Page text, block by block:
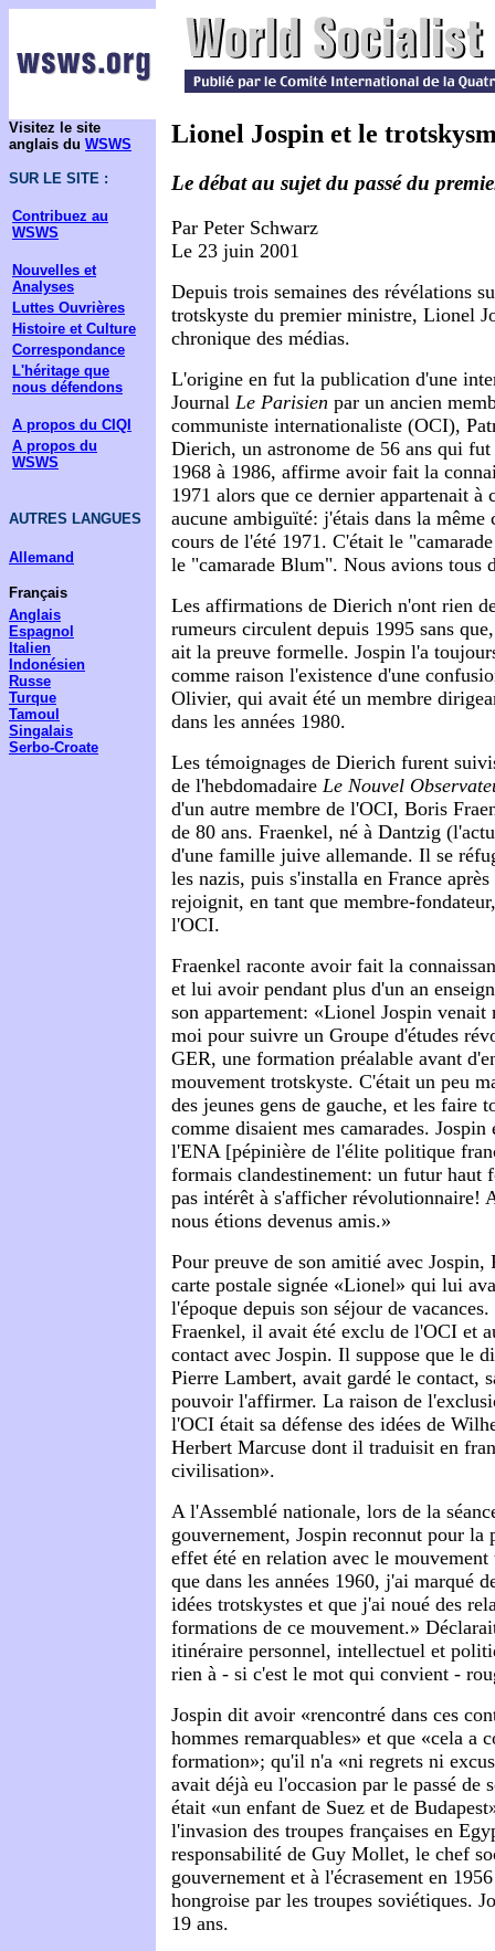
Visitez le site
anglais du WSWS
SUR LE SITE :
Contribuez au
WSWS
Nouvelles et
Analyses
Luttes Ouvrières
Histoire et Culture
Correspondance
L'héritage que
nous défendons
A propos du CIQI
A propos du
WSWS
AUTRES LANGUES
Allemand
Français
Anglais
Espagnol
Italien
Indonésien
Russe
Turque
Tamoul
Singalais
Serbo-Croate
Lionel Jospin et le
Le débat au sujet du passé du
Par Peter Schwarz
Le 23 juin 2001
Depuis trois semaines des révélations
trotskyste du premier ministre, Lionel
chronique des médias.
L'origine en fut la publication d'une
Journal Le Parisien par un ancien
communiste internationaliste (OCI),
Dierich, un astronome de 56 ans qui
1968 à 1986, affirme avoir fait la
1971 alors que ce dernier appartenait
aucune ambiguïté: j'étais dans la
cours de l'été 1971. C'était le
le "camarade Blum". Nous avions tous
Les affirmations de Dierich n'ont rien
rumeurs circulent depuis 1995 sans
ait la preuve formelle. Jospin l'a
comme raison l'existence d'une
Olivier, qui avait été un membre
dans les années 1980.
Les témoignages de Dierich furent
de l'hebdomadaire Le Nouvel
d'un autre membre de l'OCI, Boris
de 80 ans. Fraenkel, né à Dantzig
d'une famille juive allemande. Il se
les nazis, puis s'installa en France
rejoignit, en tant que membre-
l'OCI.
Fraenkel raconte avoir fait la
et lui avoir pendant plus d'un an
son appartement: «Lionel Jospin venait
moi pour suivre un Groupe d'études
GER, une formation préalable avant
mouvement trotskyste. C'était un peu
des jeunes gens de gauche, et les faire
comme disaient mes camarades. Jospin
l'ENA [pépinière de l'élite politique
formais clandestinement: un futur haut
pas intérêt à s'afficher révolutionnaire!
nous étions devenus amis.»
Pour preuve de son amitié avec
carte postale signée «Lionel» qui lui
l'époque depuis son séjour de
Fraenkel, il avait été exclu de l'OCI et
contact avec Jospin. Il suppose que le
Pierre Lambert, avait gardé le contact,
pouvoir l'affirmer. La raison de
l'OCI était sa défense des idées de
Herbert Marcuse dont il traduisit en
civilisation».
A l'Assemblé nationale, lors de la
gouvernement, Jospin reconnut pour la
effet été en relation avec le
que dans les années 1960, j'ai marqué
idées trotskystes et que j'ai noué des
formations de ce mouvement.»
itinéraire personnel, intellectuel et
rien à - si c'est le mot qui convient -
Jospin dit avoir «rencontré dans ces
hommes remarquables» et que «cela a
formation»; qu'il n'a «ni regrets ni
avait déjà eu l'occasion par le passé
était «un enfant de Suez et de
l'invasion des troupes françaises en
responsabilité de Guy Mollet, le chef
gouvernement et à l'écrasement en
hongroise par les troupes soviétiques.
19 ans.